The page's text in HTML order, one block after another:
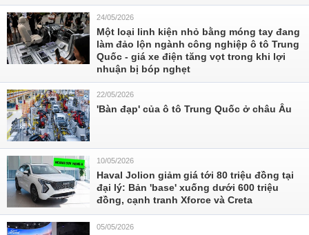
24/05/2026
Một loại linh kiện nhỏ bằng móng tay đang
làm đảo lộn ngành công nghiệp ô tô Trung
Quốc - giá xe điện tăng vọt trong khi lợi
nhuận bị bóp nghẹt
22/05/2026
'Bàn đạp' của ô tô Trung Quốc ở châu Âu
10/05/2026
Haval Jolion giảm giá tới 80 triệu đồng tại
đại lý: Bản 'base' xuống dưới 600 triệu
đồng, cạnh tranh Xforce và Creta
05/05/2026